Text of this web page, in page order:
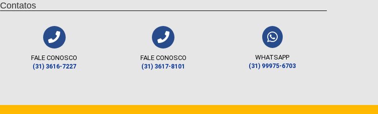
Contatos
FALE CONOSCO
(31) 3616-7227
FALE CONOSCO
(31) 3617-8101
WHATSAPP
(31) 99975-6703